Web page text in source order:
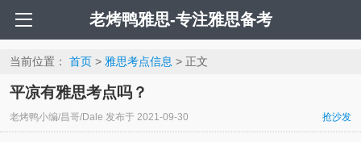
老烤鸭雅思-专注雅思备考
当前位置： 首页> 雅思考点信息 > 正文
平凉有雅思考点吗？
老烤鸭小编/昌哥/Dale 发布于 2021-09-30 抢沙发